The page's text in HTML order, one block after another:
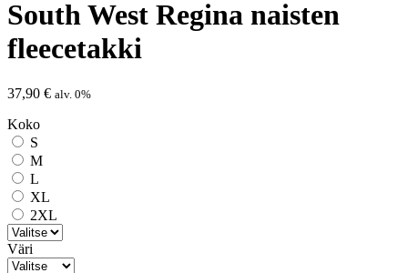
South West Regina naisten
fleecetakki
37,90 € alv. 0%
Koko
S
M
L
XL
2XL
Väri